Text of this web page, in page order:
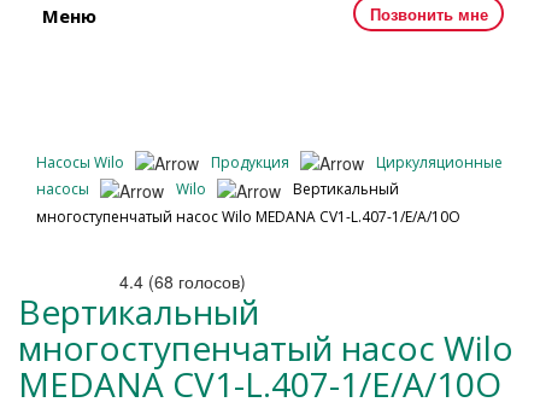
Позвонить мне
Меню
Насосы Wilo Продукция
Циркуляционные
насосы
Wilo
Вертикальный
многоступенчатый насос Wilo MEDANA CV1-L.407-1/E/A/10O
4.4 (68 голосов)
Вертикальный
многоступенчатый насос Wilo
MEDANA CV1-L.407-1/E/A/10O